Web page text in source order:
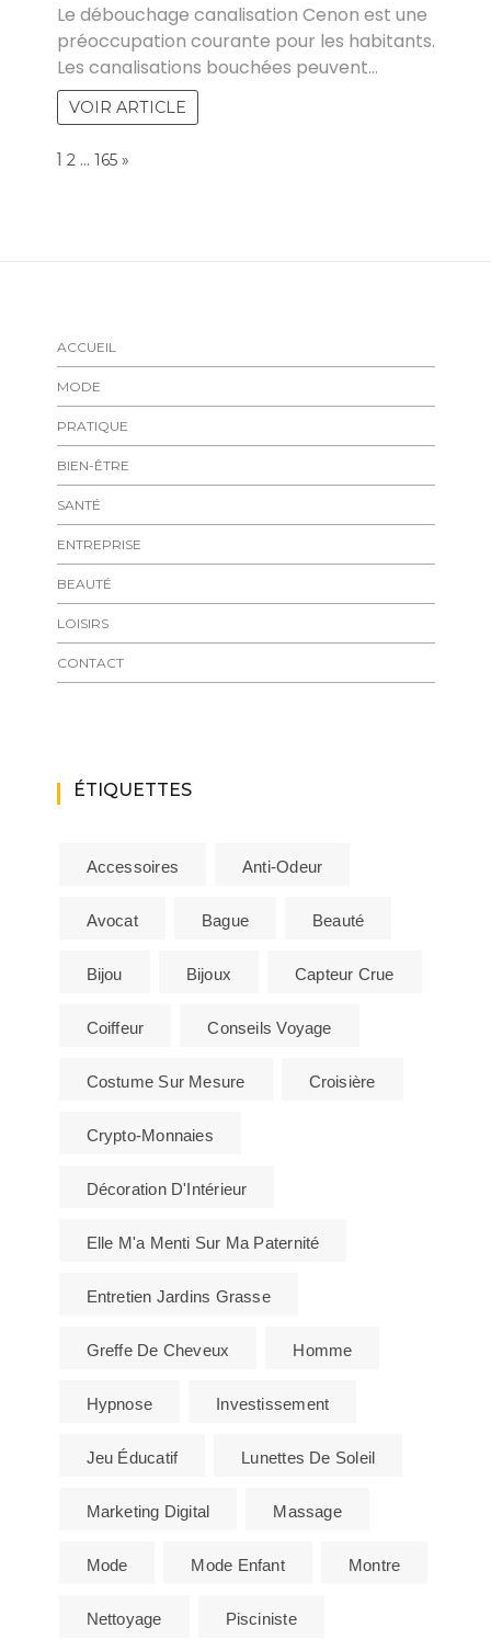
Le débouchage canalisation Cenon est une
préoccupation courante pour les habitants.
Les canalisations bouchées peuvent…
VOIR ARTICLE
Page:
1 2 … 165 NEXT
»
ACCUEIL
MODE
PRATIQUE
BIEN-ÊTRE
SANTÉ
ENTREPRISE
BEAUTÉ
LOISIRS
CONTACT
ÉTIQUETTES
Accessoires Anti-Odeur
Avocat Bague Beauté
Bijou Bijoux Capteur Crue
Coiffeur Conseils Voyage
Costume Sur Mesure Croisière
Crypto-Monnaies
Décoration D'Intérieur
Elle M'a Menti Sur Ma Paternité
Entretien Jardins Grasse
Greffe De Cheveux Homme
Hypnose Investissement
Jeu Éducatif Lunettes De Soleil
Marketing Digital Massage
Mode Mode Enfant Montre
Nettoyage Pisciniste